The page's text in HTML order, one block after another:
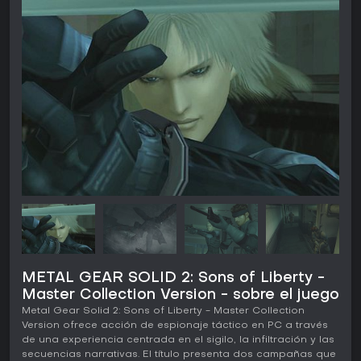
METAL GEAR SOLID 2: Sons of Liberty -
Master Collection Version - sobre el juego
Metal Gear Solid 2: Sons of Liberty - Master Collection
Version ofrece acción de espionaje táctico en PC a través
de una experiencia centrada en el sigilo, la infiltración y las
secuencias narrativas. El título presenta dos campañas que